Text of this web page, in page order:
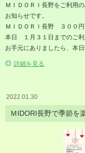
ＭＩＤＯＲＩ長野をご利用
お知らせです。
ＭＩＤＯＲＩ長野 ３００
本日 １月３１日までのご利
お手元にありましたら、本
詳細を見る
2022.01.30
ＭIDORI長野で季節を